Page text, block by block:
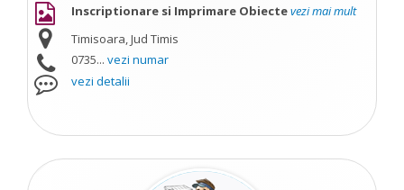
Inscriptionare si Imprimare Obiectevezi mai mult
Timisoara, Jud Timis
0735... vezi numar
vezi detalii